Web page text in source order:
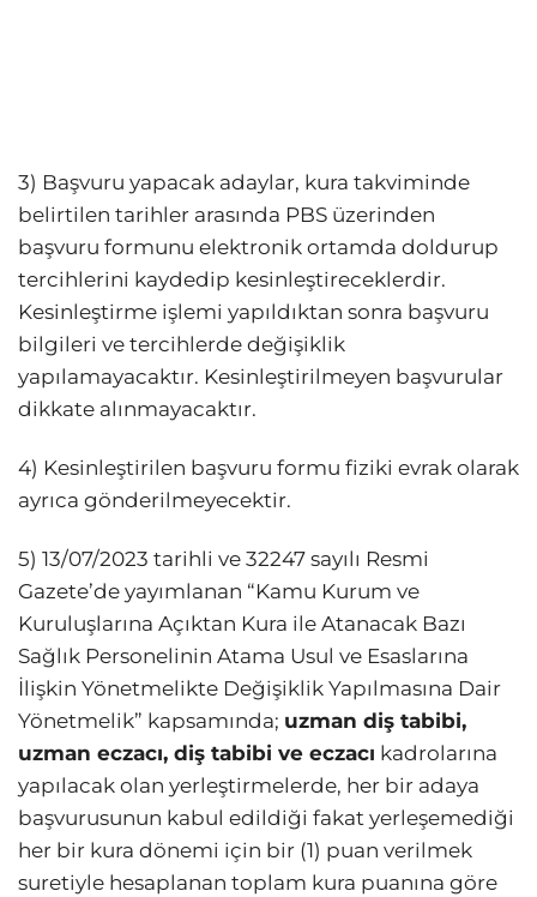
3) Başvuru yapacak adaylar, kura takviminde
belirtilen tarihler arasında PBS üzerinden
başvuru formunu elektronik ortamda doldurup
tercihlerini kaydedip kesinleştireceklerdir.
Kesinleştirme işlemi yapıldıktan sonra başvuru
bilgileri ve tercihlerde değişiklik
yapılamayacaktır. Kesinleştirilmeyen başvurular
dikkate alınmayacaktır.
4) Kesinleştirilen başvuru formu fiziki evrak olarak
ayrıca gönderilmeyecektir.
5) 13/07/2023 tarihli ve 32247 sayılı Resmi
Gazete’de yayımlanan “Kamu Kurum ve
Kuruluşlarına Açıktan Kura ile Atanacak Bazı
Sağlık Personelinin Atama Usul ve Esaslarına
İlişkin Yönetmelikte Değişiklik Yapılmasına Dair
Yönetmelik” kapsamında; uzman diş tabibi,
uzman eczacı, diş tabibi ve eczacı kadrolarına
yapılacak olan yerleştirmelerde, her bir adaya
başvurusunun kabul edildiği fakat yerleşemediği
her bir kura dönemi için bir (1) puan verilmek
suretiyle hesaplanan toplam kura puanına göre